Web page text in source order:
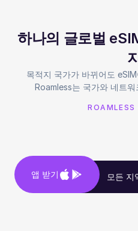
하나의 글로벌
지
목적지 국가가 바뀌어도
Roamless는 국가와 네트
ROAMLESS
모든 지
앱 받기